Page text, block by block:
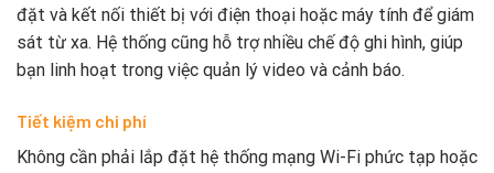
đặt và kết nối thiết bị với điện thoại hoặc máy tính để giám
sát từ xa. Hệ thống cũng hỗ trợ nhiều chế độ ghi hình, giúp
bạn linh hoạt trong việc quản lý video và cảnh báo.
Tiết kiệm chi phí
Không cần phải lắp đặt hệ thống mạng Wi-Fi phức tạp hoặc